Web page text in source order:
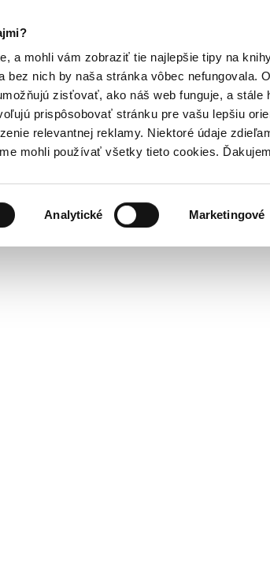
a mohli vám zobraziť tie najlepšie tipy na
nich by naša stránka vôbec nefungovala.
zisťovať, ako náš web funguje, a stále
prispôsobovať stránku pre vašu lepšiu
relevantnej reklamy. Niektoré údaje
mohli používať všetky tieto cookies.
Analytické Marketingové